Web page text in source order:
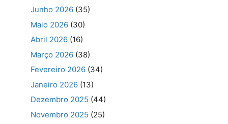
Junho 2026 (35)
Maio 2026 (30)
Abril 2026 (16)
Março 2026 (38)
Fevereiro 2026 (34)
Janeiro 2026 (13)
Dezembro 2025 (44)
Novembro 2025 (25)